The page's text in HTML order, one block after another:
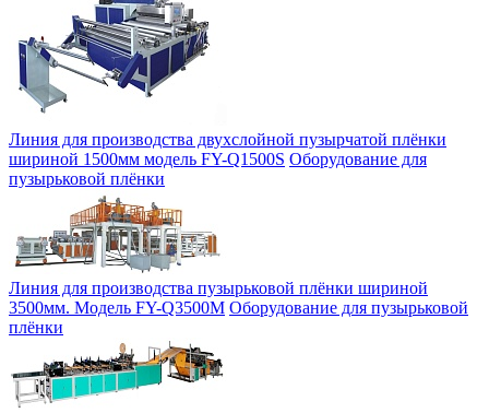
Линия для производства двухслойной пузырчатой плёнки
шириной 1500мм модель FY-Q1500S Оборудование для
пузырьковой плёнки
Линия для производства пузырьковой плёнки шириной
3500мм. Модель FY-Q3500M Оборудование для пузырьковой
плёнки